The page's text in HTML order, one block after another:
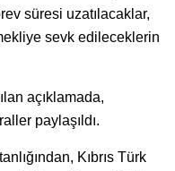
süresi uzatılacaklar,
sevk edileceklerin
açıklamada,
paylaşıldı.
Kıbrıs Türk